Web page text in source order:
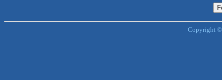
Copyright ©